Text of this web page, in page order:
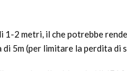
1-2 metri, il che potrebbe
di 5m (per limitare la perdita